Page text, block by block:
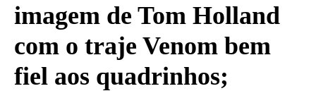
imagem de Tom Holland
com o traje Venom bem
fiel aos quadrinhos;